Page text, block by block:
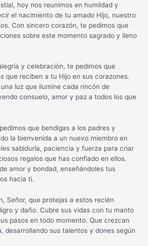
hoy nos reunimos en humildad y
el nacimiento de tu amado Hijo, nuestro
Con sincero corazón, te pedimos que
sobre este momento sagrado y lleno
y celebración, te pedimos que
que reciben a tu Hijo en sus corazones.
luz que ilumine cada rincón de
consuelo, amor y paz a todos los que
que bendigas a los padres y
la bienvenida a un nuevo miembro en
sabiduría, paciencia y fuerza para criar
regalos que has confiado en ellos.
amor y bondad, enseñándoles tus
hacia ti.
Señor, que protejas a estos recién
y daño. Cubre sus vidas con tu manto
pasos en todo momento. Que crezcan
desarrollando sus talentos y dones según